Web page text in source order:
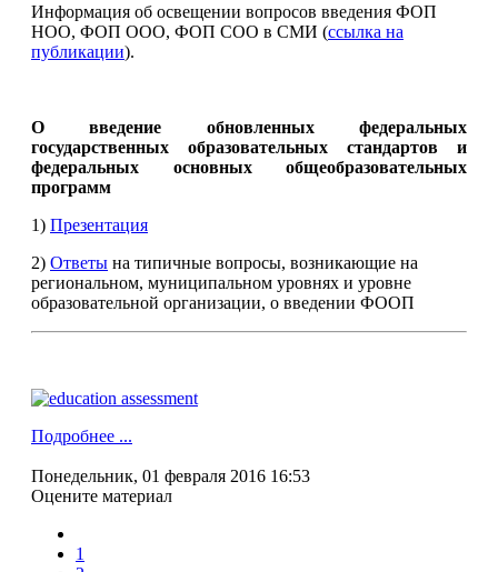
Информация об освещении вопросов введения ФОП
НОО, ФОП ООО, ФОП СОО в СМИ (ссылка на
публикации).
О введение обновленных федеральных
государственных образовательных стандартов и
федеральных основных общеобразовательных
программ
1) Презентация
2) Ответы на типичные вопросы, возникающие на
региональном, муниципальном уровнях и уровне
образовательной организации, о введении ФООП
Подробнее ...
Понедельник, 01 февраля 2016 16:53
Оцените материал
1